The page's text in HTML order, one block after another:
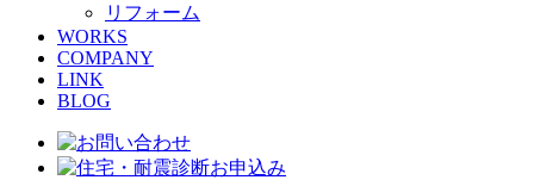
リフォーム
WORKS
COMPANY
LINK
BLOG